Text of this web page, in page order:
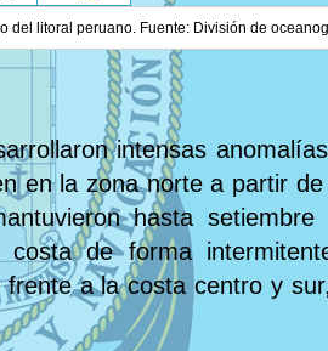
del litoral peruano. Fuente: División de
intensas
en la zona norte a partir
hasta setiembre
de forma
a la costa centro y